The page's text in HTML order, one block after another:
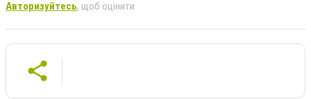
Авторизуйтесь, щоб оцінити